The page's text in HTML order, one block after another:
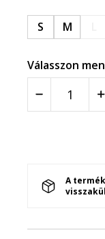
S M
Válasszon
A